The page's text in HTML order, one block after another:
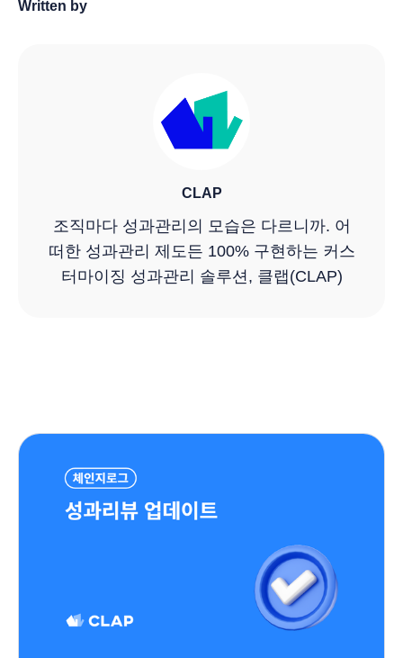
Written by
CLAP
조직마다 성과관리의 모습은 다르니까. 어
떠한 성과관리 제도든 100% 구현하는 커스
터마이징 성과관리 솔루션, 클랩(CLAP)